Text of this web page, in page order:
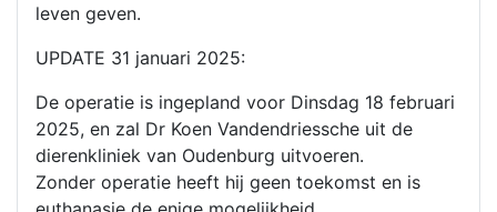
leven geven.
UPDATE 31 januari 2025:
De operatie is ingepland voor Dinsdag 18 februari
2025, en zal Dr Koen Vandendriessche uit de
dierenkliniek van Oudenburg uitvoeren.
Zonder operatie heeft hij geen toekomst en is